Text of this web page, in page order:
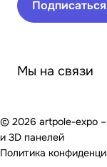
Мы на связи
© 2026 artpole-expo –
и 3D панелей
Политика